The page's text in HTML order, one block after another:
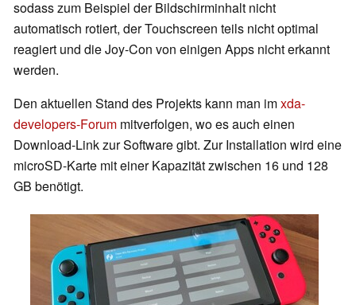
sodass zum Beispiel der Bildschirminhalt nicht
automatisch rotiert, der Touchscreen teils nicht optimal
reagiert und die Joy-Con von einigen Apps nicht erkannt
werden.
Den aktuellen Stand des Projekts kann man imxda-
developers-Forum mitverfolgen, wo es auch einen
Download-Link zur Software gibt. Zur Installation wird eine
microSD-Karte mit einer Kapazität zwischen 16 und 128
GB benötigt.